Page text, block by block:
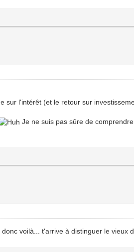
sur l'intérêt (et le retour sur
Je ne suis pas sûre de
voilà... t'arrive à distinguer le vieux